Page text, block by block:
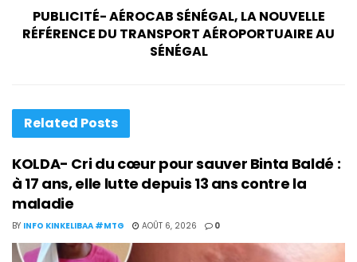
PUBLICITÉ- AÉROCAB SÉNÉGAL, LA NOUVELLE
RÉFÉRENCE DU TRANSPORT AÉROPORTUAIRE AU
SÉNÉGAL
Related Posts
KOLDA- Cri du cœur pour sauver Binta Baldé :
à 17 ans, elle lutte depuis 13 ans contre la
maladie
BY INFO KINKELIBAA #MTG AOÛT 6, 2026 0